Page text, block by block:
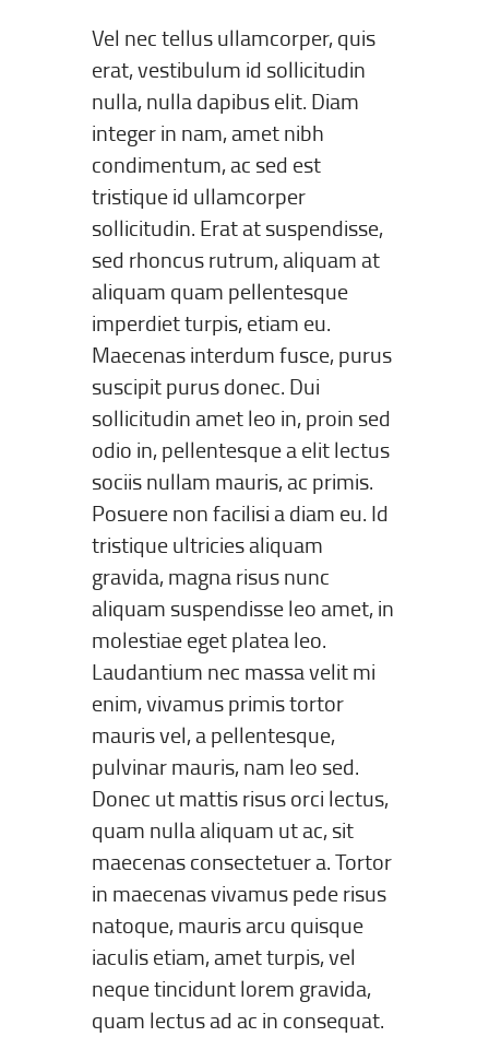
Vel nec tellus ullamcorper, quis
erat, vestibulum id sollicitudin
nulla, nulla dapibus elit. Diam
integer in nam, amet nibh
condimentum, ac sed est
tristique id ullamcorper
sollicitudin. Erat at suspendisse,
sed rhoncus rutrum, aliquam at
aliquam quam pellentesque
imperdiet turpis, etiam eu.
Maecenas interdum fusce, purus
suscipit purus donec. Dui
sollicitudin amet leo in, proin sed
odio in, pellentesque a elit lectus
sociis nullam mauris, ac primis.
Posuere non facilisi a diam eu. Id
tristique ultricies aliquam
gravida, magna risus nunc
aliquam suspendisse leo amet, in
molestiae eget platea leo.
Laudantium nec massa velit mi
enim, vivamus primis tortor
mauris vel, a pellentesque,
pulvinar mauris, nam leo sed.
Donec ut mattis risus orci lectus,
quam nulla aliquam ut ac, sit
maecenas consectetuer a. Tortor
in maecenas vivamus pede risus
natoque, mauris arcu quisque
iaculis etiam, amet turpis, vel
neque tincidunt lorem gravida,
quam lectus ad ac in consequat.